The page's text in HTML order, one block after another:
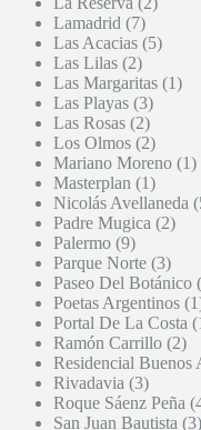
Lamadrid (7)
Las Acacias (5)
Las Lilas (2)
Las Margaritas (1)
Las Playas (3)
Las Rosas (2)
Los Olmos (2)
Mariano Moreno (1)
Masterplan (1)
Nicolás Avellaneda
Padre Mugica (2)
Palermo (9)
Parque Norte (3)
Paseo Del Botánico
Poetas Argentinos
Portal De La Costa
Ramón Carrillo (2)
Residencial Buenos
Rivadavia (3)
Roque Sáenz Peña
San Juan Bautista (3)